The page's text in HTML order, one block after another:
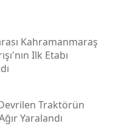
Kahramanmaraş
Ilk Etabı
Traktörün
Yaralandı